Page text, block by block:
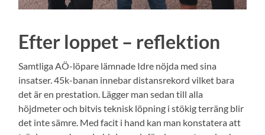
Efter loppet – reflektion
Samtliga AÖ-löpare lämnade Idre nöjda med sina
insatser. 45k-banan innebar distansrekord vilket bara
det är en prestation. Lägger man sedan till alla
höjdmeter och bitvis teknisk löpning i stökig terräng blir
det inte sämre. Med facit i hand kan man konstatera att